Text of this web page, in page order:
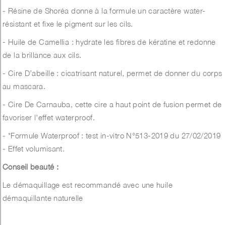
- Résine de Shoréa donne à la formule un caractère water-
résistant et fixe le pigment sur les cils.
- Huile de Camellia : hydrate les fibres de kératine et redonne
de la brillance aux cils.
- Cire D’abeille : cicatrisant naturel, permet de donner du corps
au mascara.
- Cire De Carnauba, cette cire a haut point de fusion permet de
favoriser l’effet waterproof.
- *Formule Waterproof : test in-vitro N°513-2019 du 27/02/2019
- Effet volumisant.
Conseil beauté :
Le démaquillage est recommandé avec une huile
démaquillante naturelle